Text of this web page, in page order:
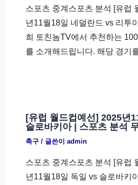
스포츠 중계스포츠 분석 [유럽
년11월18일 네덜란드 vs 리투
희 토친놈TV에서 추천하는
를 소개해드립니다. 해당 경기
[유럽 월드컵예선] 2025년
슬로바키아 | 스포츠 분석
축구/ 글쓴이 admin
스포츠 중계스포츠 분석 [유럽
년11월18일 독일 vs 슬로바키